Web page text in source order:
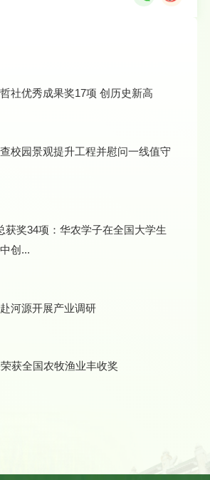
华农获广东省哲社优秀成果奖17项 创历史新高
校园景观提升工程并慰问一线值守
获奖34项：华农学子在全国大学生
创...
河源开展产业调研
获全国农牧渔业丰收奖